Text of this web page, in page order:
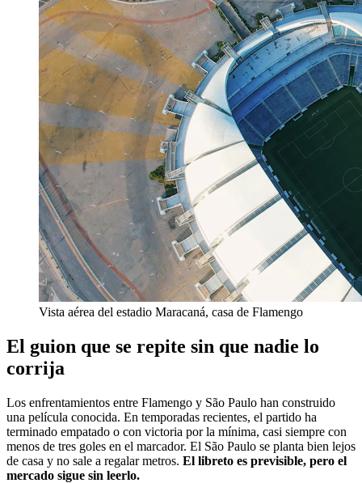
Vista aérea del estadio Maracaná, casa de Flamengo
El guion que se repite sin que nadie lo
corrija
Los enfrentamientos entre Flamengo y São Paulo han construido
una película conocida. En temporadas recientes, el partido ha
terminado empatado o con victoria por la mínima, casi siempre con
menos de tres goles en el marcador. El São Paulo se planta bien lejos
de casa y no sale a regalar metros. El libreto es previsible, pero el
mercado sigue sin leerlo.